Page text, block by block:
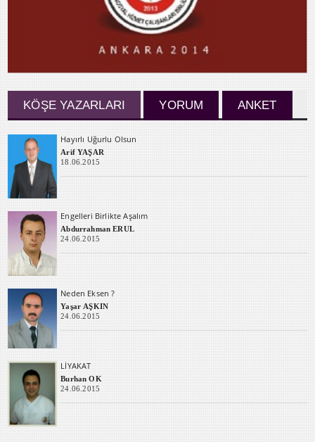
KÖŞE YAZARLARI YORUM ANKET
Hayırlı Uğurlu Olsun
Arif YAŞAR
18.06.2015
Engelleri Birlikte Aşalım
Abdurrahman ERUL
24.06.2015
Neden Eksen ?
Yaşar AŞKIN
24.06.2015
LİYAKAT
Burhan OK
24.06.2015